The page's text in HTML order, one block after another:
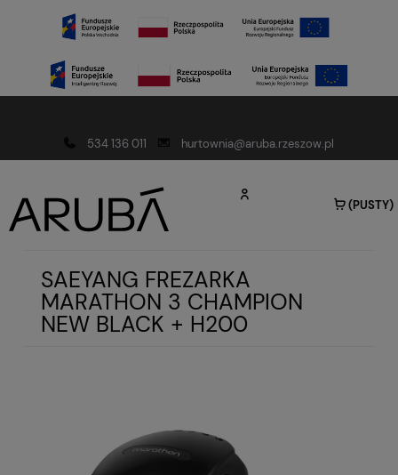
534 136 011
hurtownia@aruba.rzeszow.pl
(PUSTY)
SAEYANG FREZARKA
MARATHON 3 CHAMPION
NEW BLACK + H200